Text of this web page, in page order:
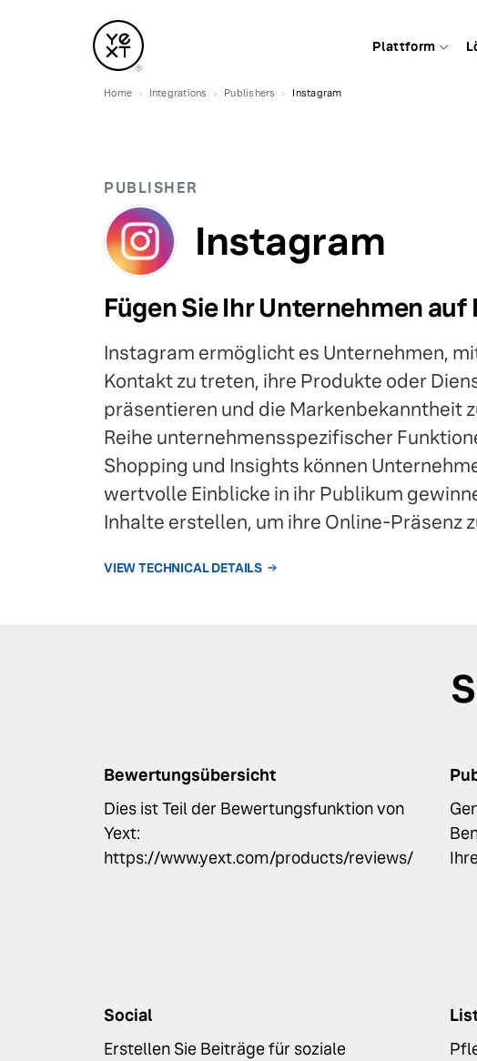
Plattform
Home Integrations Publishers Instagram
PUBLISHER
Instagram
Fügen Sie Ihr Unternehmen
Instagram ermöglicht es Unternehmen,
Kontakt zu treten, ihre Produkte oder
präsentieren und die Markenbekanntheit
Reihe unternehmensspezifischer
Shopping und Insights können
wertvolle Einblicke in ihr Publikum
Inhalte erstellen, um ihre Online-Präsenz
VIEW TECHNICAL DETAILS
Bewertungsübersicht
Dies ist Teil der Bewertungsfunktion von
Yext:
https://www.yext.com/products/reviews/
Social
Erstellen Sie Beiträge für soziale